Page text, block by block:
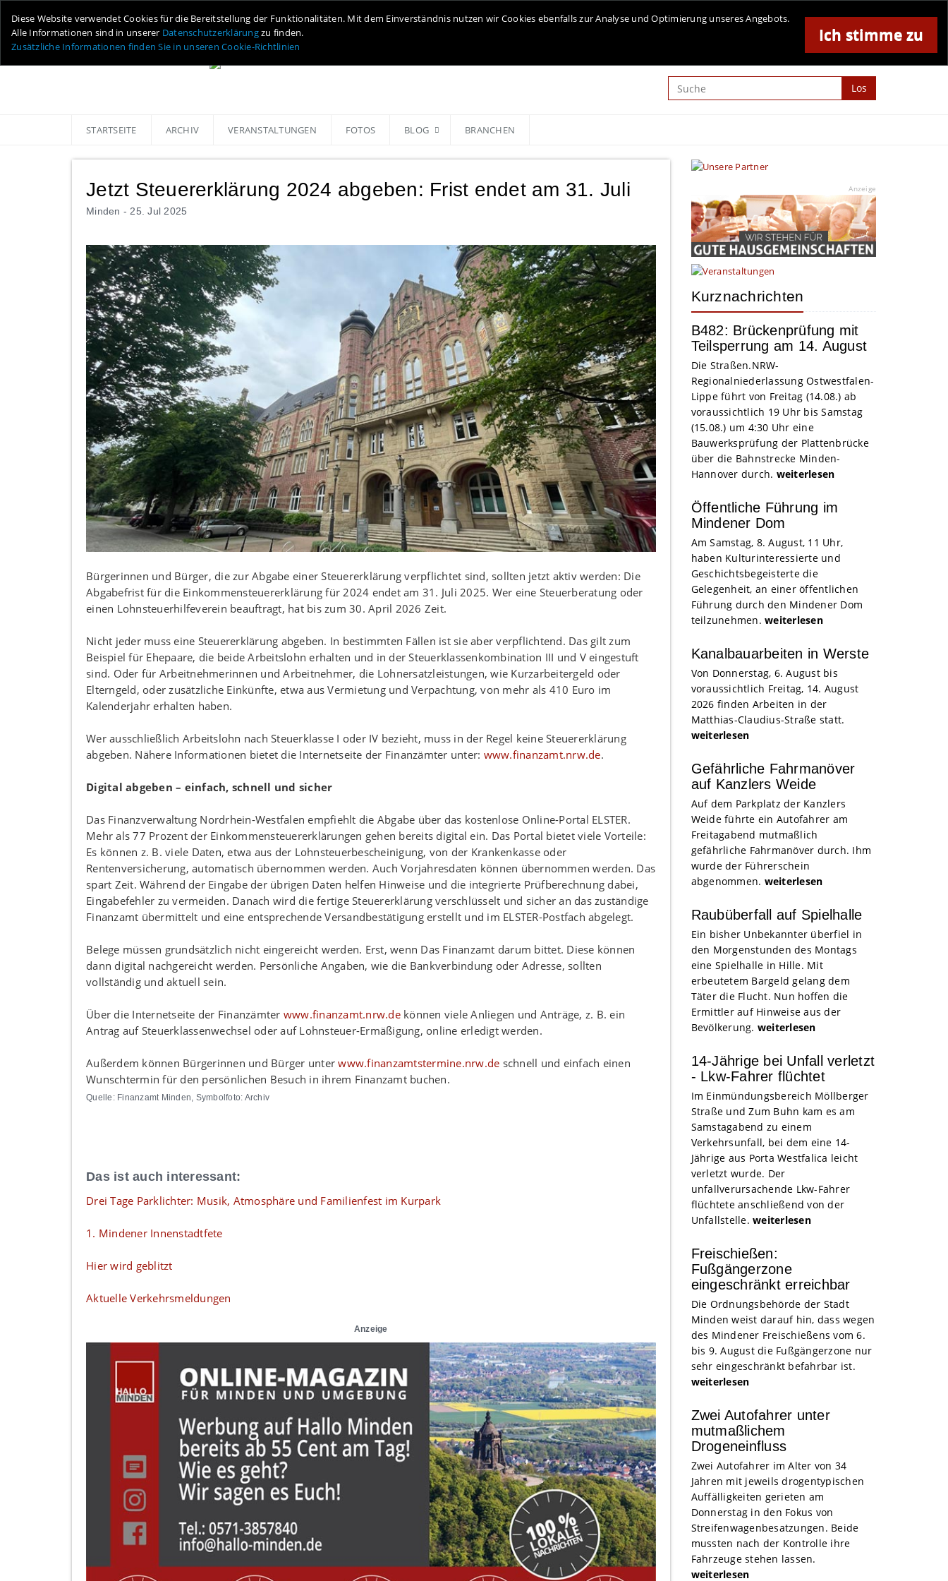
Online-Magazin für Minden und Umgebung
Ich stimme zu
Diese Website verwendet Cookies für die Bereitstellung der Funktionalitäten. Mit dem Einverständnis nutzen wir Cookies ebenfalls zur Analyse und Optimierung unseres Angebots.
Alle Informationen sind in unserer Datenschutzerklärungzu finden.
Zusätzliche Informationen finden Sie in unseren Cookie-Richtlinien
Anzeige
Los
STARTSEITE ARCHIV VERANSTALTUNGEN FOTOS BLOG BRANCHEN
Jetzt Steuererklärung 2024 abgeben: Frist endet am 31. Juli
Minden - 25. Jul 2025
Bürgerinnen und Bürger, die zur Abgabe einer Steuererklärung verpflichtet sind, sollten jetzt aktiv werden: Die
Abgabefrist für die Einkommensteuererklärung für 2024 endet am 31. Juli 2025. Wer eine Steuerberatung oder
einen Lohnsteuerhilfeverein beauftragt, hat bis zum 30. April 2026 Zeit.
Nicht jeder muss eine Steuererklärung abgeben. In bestimmten Fällen ist sie aber verpflichtend. Das gilt zum
Beispiel für Ehepaare, die beide Arbeitslohn erhalten und in der Steuerklassenkombination III und V eingestuft
sind. Oder für Arbeitnehmerinnen und Arbeitnehmer, die Lohnersatzleistungen, wie Kurzarbeitergeld oder
Elterngeld, oder zusätzliche Einkünfte, etwa aus Vermietung und Verpachtung, von mehr als 410 Euro im
Kalenderjahr erhalten haben.
Wer ausschließlich Arbeitslohn nach Steuerklasse I oder IV bezieht, muss in der Regel keine Steuererklärung
abgeben. Nähere Informationen bietet die Internetseite der Finanzämter unter: www.finanzamt.nrw.de.
Digital abgeben – einfach, schnell und sicher
Das Finanzverwaltung Nordrhein-Westfalen empfiehlt die Abgabe über das kostenlose Online-Portal ELSTER.
Mehr als 77 Prozent der Einkommensteuererklärungen gehen bereits digital ein. Das Portal bietet viele Vorteile:
Es können z. B. viele Daten, etwa aus der Lohnsteuerbescheinigung, von der Krankenkasse oder
Rentenversicherung, automatisch übernommen werden. Auch Vorjahresdaten können übernommen werden. Das
spart Zeit. Während der Eingabe der übrigen Daten helfen Hinweise und die integrierte Prüfberechnung dabei,
Eingabefehler zu vermeiden. Danach wird die fertige Steuererklärung verschlüsselt und sicher an das zuständige
Finanzamt übermittelt und eine entsprechende Versandbestätigung erstellt und im ELSTER-Postfach abgelegt.
Belege müssen grundsätzlich nicht eingereicht werden. Erst, wenn Das Finanzamt darum bittet. Diese können
dann digital nachgereicht werden. Persönliche Angaben, wie die Bankverbindung oder Adresse, sollten
vollständig und aktuell sein.
Über die Internetseite der Finanzämter www.finanzamt.nrw.dekönnen viele Anliegen und Anträge, z. B. ein
Antrag auf Steuerklassenwechsel oder auf Lohnsteuer-Ermäßigung, online erledigt werden.
Außerdem können Bürgerinnen und Bürger unterwww.finanzamtstermine.nrw.de schnell und einfach einen
Wunschtermin für den persönlichen Besuch in ihrem Finanzamt buchen.
Quelle: Finanzamt Minden, Symbolfoto: Archiv
Das ist auch interessant:
Drei Tage Parklichter: Musik, Atmosphäre und Familienfest im Kurpark
1. Mindener Innenstadtfete
Hier wird geblitzt
Aktuelle Verkehrsmeldungen
Anzeige
Anzeige
Kurznachrichten
B482: Brückenprüfung mit
Teilsperrung am 14. August
Die Straßen.NRW-
Regionalniederlassung Ostwestfalen-
Lippe führt von Freitag (14.08.) ab
voraussichtlich 19 Uhr bis Samstag
(15.08.) um 4:30 Uhr eine
Bauwerksprüfung der Plattenbrücke
über die Bahnstrecke Minden-
Hannover durch. weiterlesen
Öffentliche Führung im
Mindener Dom
Am Samstag, 8. August, 11 Uhr,
haben Kulturinteressierte und
Geschichtsbegeisterte die
Gelegenheit, an einer öffentlichen
Führung durch den Mindener Dom
teilzunehmen. weiterlesen
Kanalbauarbeiten in Werste
Von Donnerstag, 6. August bis
voraussichtlich Freitag, 14. August
2026 finden Arbeiten in der
Matthias-Claudius-Straße statt.
weiterlesen
Gefährliche Fahrmanöver
auf Kanzlers Weide
Auf dem Parkplatz der Kanzlers
Weide führte ein Autofahrer am
Freitagabend mutmaßlich
gefährliche Fahrmanöver durch. Ihm
wurde der Führerschein
abgenommen. weiterlesen
Raubüberfall auf Spielhalle
Ein bisher Unbekannter überfiel in
den Morgenstunden des Montags
eine Spielhalle in Hille. Mit
erbeutetem Bargeld gelang dem
Täter die Flucht. Nun hoffen die
Ermittler auf Hinweise aus der
Bevölkerung. weiterlesen
14-Jährige bei Unfall verletzt
- Lkw-Fahrer flüchtet
Im Einmündungsbereich Möllberger
Straße und Zum Buhn kam es am
Samstagabend zu einem
Verkehrsunfall, bei dem eine 14-
Jährige aus Porta Westfalica leicht
verletzt wurde. Der
unfallverursachende Lkw-Fahrer
flüchtete anschließend von der
Unfallstelle. weiterlesen
Freischießen:
Fußgängerzone
eingeschränkt erreichbar
Die Ordnungsbehörde der Stadt
Minden weist darauf hin, dass wegen
des Mindener Freischießens vom 6.
bis 9. August die Fußgängerzone nur
sehr eingeschränkt befahrbar ist.
weiterlesen
Zwei Autofahrer unter
mutmaßlichem
Drogeneinfluss
Zwei Autofahrer im Alter von 34
Jahren mit jeweils drogentypischen
Auffälligkeiten gerieten am
Donnerstag in den Fokus von
Streifenwagenbesatzungen. Beide
mussten nach der Kontrolle ihre
Fahrzeuge stehen lassen.
weiterlesen